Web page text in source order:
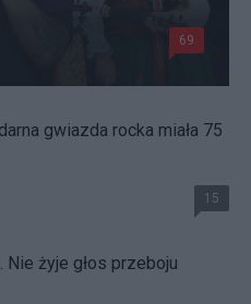
69
gwiazda rocka miała 75
15
Nie żyje głos przeboju